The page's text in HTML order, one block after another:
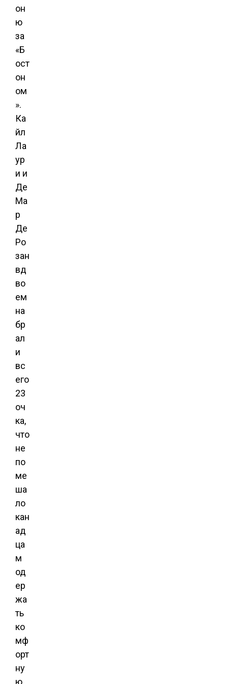
он
ю
за
«Б
ост
он
ом
».
Ка
йл
Ла
ур
и и
Де
Ма
р
Де
Ро
зан
вд
во
ем
на
бр
ал
и
вс
его
23
оч
ка,
что
не
по
ме
ша
ло
кан
ад
ца
м
од
ер
жа
ть
ко
мф
орт
ну
ю